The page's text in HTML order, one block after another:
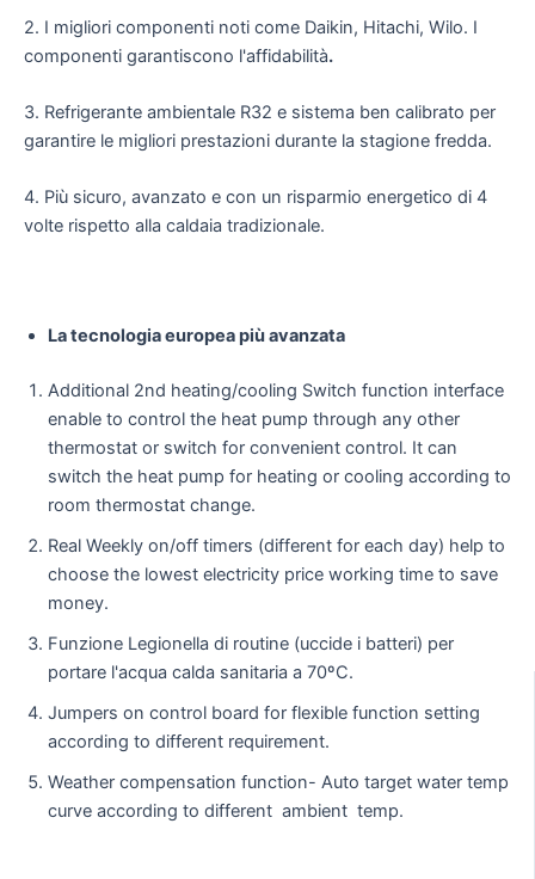
2. I migliori componenti noti come Daikin, Hitachi, Wilo. I
componenti garantiscono l'affidabilità.
3. Refrigerante ambientale R32 e sistema ben calibrato per
garantire le migliori prestazioni durante la stagione fredda.
4. Più sicuro, avanzato e con un risparmio energetico di 4
volte rispetto alla caldaia tradizionale.
La tecnologia europea più avanzata
Additional 2nd heating/cooling Switch function interface
enable to control the heat pump through any other
thermostat or switch for convenient control. It can
switch the heat pump for heating or cooling according to
room thermostat change.
Real Weekly on/off timers (different for each day) help to
choose the lowest electricity price working time to save
money.
Funzione Legionella di routine (uccide i batteri) per
portare l'acqua calda sanitaria a 70ºC.
Jumpers on control board for flexible function setting
according to different requirement.
Weather compensation function- Auto target water temp
curve according to different ambient temp.